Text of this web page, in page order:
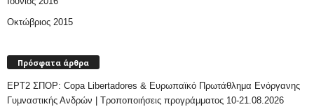
Οκτώβριος 2015
Πρόσφατα άρθρα
ΕΡΤ2 ΣΠΟΡ: Copa Libertadores & Ευρωπαϊκό Πρωτάθλημα Ενόργανης
Γυμναστικής Ανδρών | Τροποποιήσεις προγράμματος 10-21.08.2026